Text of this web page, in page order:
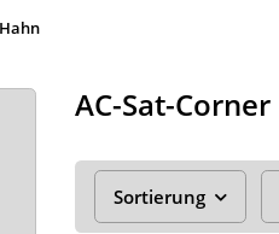
AC-Sat-
Sortierung